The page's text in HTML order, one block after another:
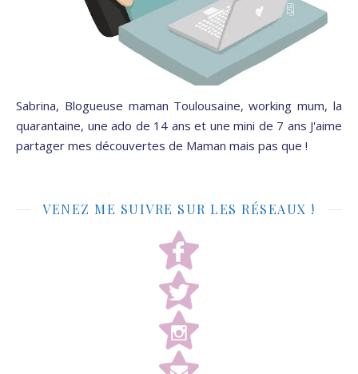
Sabrina, Blogueuse maman Toulousaine, working mum, la
quarantaine, une ado de 14 ans et une mini de 7 ans J'aime
partager mes découvertes de Maman mais pas que !
VENEZ ME SUIVRE SUR LES RÉSEAUX !